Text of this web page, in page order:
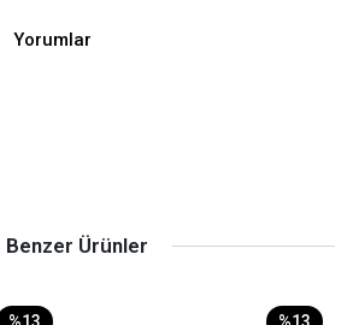
Yorumlar
Benzer Ürünler